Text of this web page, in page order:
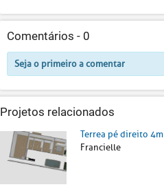
Comentários - 0
Seja o primeiro a comentar
Projetos relacionados
Terrea pé direito 4m
Francielle